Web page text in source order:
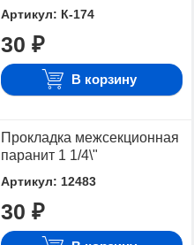
Артикул: К-174
30 ₽
В корзину
Прокладка межсекционная
паранит 1 1/4\"
Артикул: 12483
30 ₽